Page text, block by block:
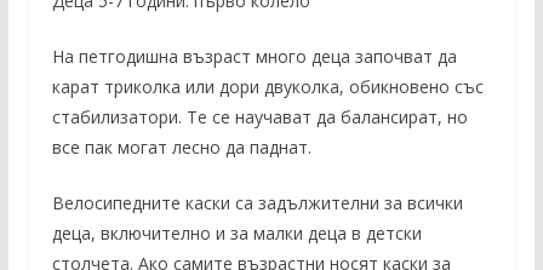
На петгодишна възраст много деца започват да
карат триколка или дори двуколка, обикновено със
стабилизатори. Те се научават да балансират, но
все пак могат лесно да паднат.
Велосипедните каски са задължителни за всички
деца, включително и за малки деца в детски
столчета. Ако самите възрастни носят каски за